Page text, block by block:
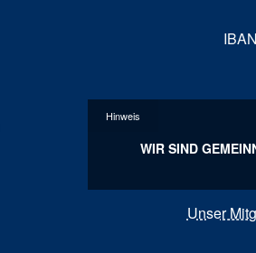
Hinweis
WIR SIND
Unser